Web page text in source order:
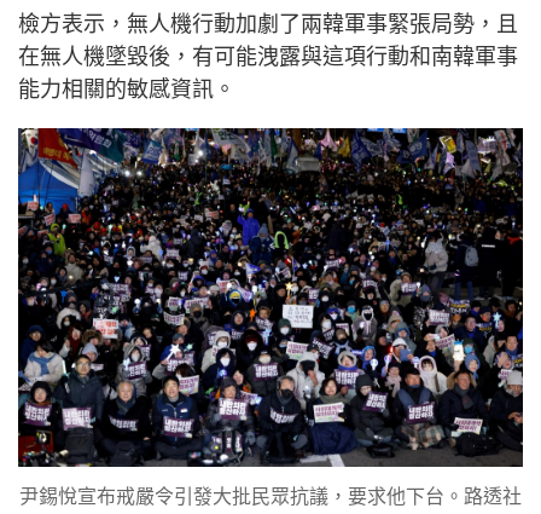
檢方表示，無人機行動加劇了兩韓軍事緊張局勢，且
在無人機墜毀後，有可能洩露與這項行動和南韓軍事
能力相關的敏感資訊。
尹錫悅宣布戒嚴令引發大批民眾抗議，要求他下台。路透社